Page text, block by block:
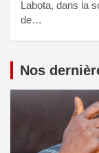
Labota, dans la
de…
Nos